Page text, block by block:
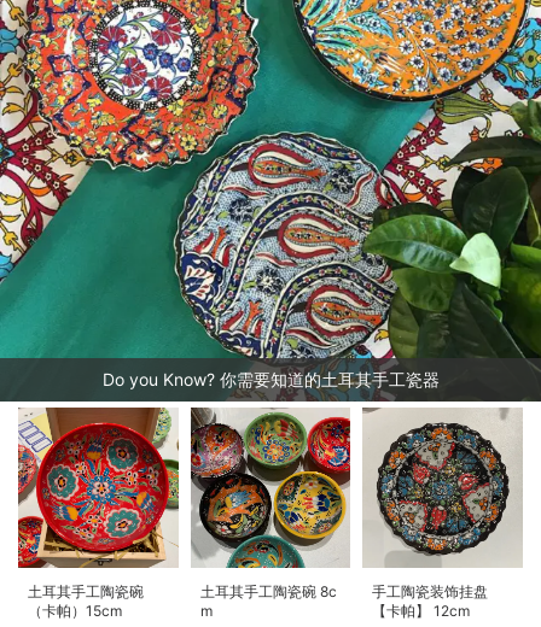
Do you Know? 你需要知道的土耳其手工瓷器
土耳其手工陶瓷碗
（卡帕）15cm
土耳其手工陶瓷碗 8c
m
手工陶瓷装饰挂盘
【卡帕】 12cm